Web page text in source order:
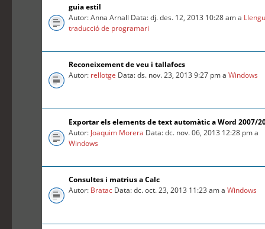
guia estil
Autor: Anna Arnall Data: dj. des. 12, 2013 10:28 am a
traducció de programari
Reconeixement de veu i tallafocs
Autor: rellotge Data: ds. nov. 23, 2013 9:27 pm aWindows
Exportar els elements de text automàtic a Word 2007/
Autor: Joaquim Morera Data: dc. nov. 06, 2013 12:28 pm a
Windows
Consultes i matrius a Calc
Autor: Bratac Data: dc. oct. 23, 2013 11:23 am aWindows